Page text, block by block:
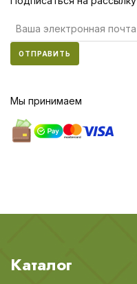
ОТПРАВИТЬ
Мы принимаем
Каталог